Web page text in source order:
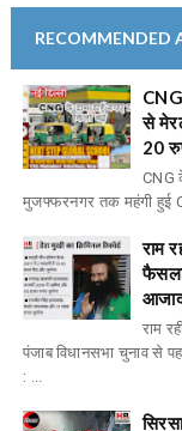
RECOMMENDED
CNG
से
20
CNG
मुजफ्फरनगर तक महंगी हुई
राम
आजाद
राम
पंजाब विधानसभा चुनाव से
: ...